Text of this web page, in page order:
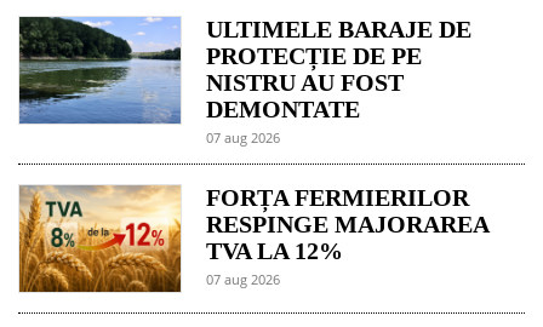
ULTIMELE BARAJE DE
PROTECȚIE DE PE
NISTRU AU FOST
DEMONTATE
07 aug 2026
FORȚA FERMIERILOR
RESPINGE MAJORAREA
TVA LA 12%
07 aug 2026